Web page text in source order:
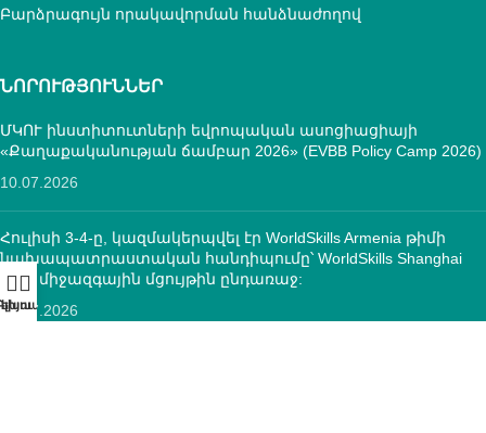
Բարձրագույն որակավորման հանձնաժողով
ՆՈՐՈՒԹՅՈՒՆՆԵՐ
ՄԿՈՒ ինստիտուտների եվրոպական ասոցիացիայի
«Քաղաքականության ճամբար 2026» (EVBB Policy Camp 2026)
10.07.2026
Հուլիսի 3-4-ը, կազմակերպվել էր WorldSkills Armenia թիմի
նախապատրաստական հանդիպումը՝ WorldSkills Shanghai
2026 միջազգային մցույթին ընդառաջ:
10.07.2026